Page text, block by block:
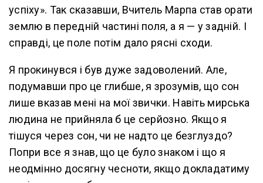
успіху». Так сказавши, Вчитель Марпа став орати
землю в передній частині поля, а я — у задній. І
справді, це поле потім дало рясні сходи.
Я прокинувся і був дуже задоволений. Але,
подумавши про це глибше, я зрозумів, що сон
лише вказав мені на мої звички. Навіть мирська
людина не прийняла б це серйозно. Якщо я
тішуся через сон, чи не надто це безглуздо?
Попри все я знав, що це було знаком і що я
неодмінно досягну чесноти, якщо докладатиму